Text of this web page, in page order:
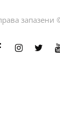
запазени